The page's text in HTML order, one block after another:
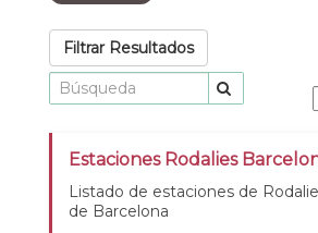
Filtrar Resultados
Estaciones Rodalies
Listado de estaciones de
de Barcelona